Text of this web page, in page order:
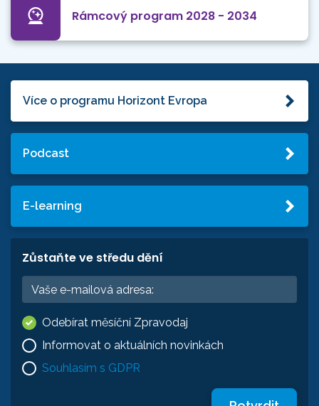
Rámcový program 2028 - 2034
Více o programu Horizont Evropa
Podcast
E-learning
Zůstaňte ve středu dění
Odebírat měsíční Zpravodaj
Informovat o aktuálních novinkách
Souhlasím s GDPR